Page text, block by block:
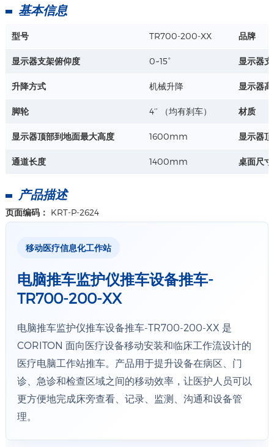
基本信息
型号 TR700-200-XX 品牌
显示器支架俯仰度 0~15° 显示器
升降方式 机械升降 显示器
脚轮 4‘’ （均有刹车） 材质
显示器顶部到地面最大高度 1600mm 显示器
通道长度 1400mm 桌面尺寸
产品描述
页面编码： KRT-P-2624
移动医疗信息化工作站
电脑推车监护仪推车设备推车-
TR700-200-XX
电脑推车监护仪推车设备推车-TR700-200-XX 是
CORITON 面向医疗设备移动安装和临床工作流设计的
医疗电脑工作站推车。产品用于提升设备在病区、门
诊、急诊和检查区域之间的移动效率，让医护人员可以
更方便地完成床旁查看、记录、监测、沟通和设备管
理。